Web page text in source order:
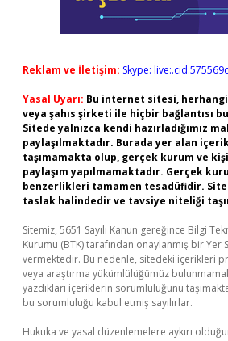
Reklam ve İletişim: Skype:
Yasal Uyarı: Bu internet sitesi,
veya şahıs şirketi ile hiçbir bağlantısı
Sitede yalnızca kendi hazırladığımız
paylaşılmaktadır. Burada yer alan
taşımamakta olup, gerçek kurum ve
paylaşım yapılmamaktadır. Gerçek
benzerlikleri tamamen tesadüfidir.
taslak halindedir ve tavsiye niteliği
Sitemiz, 5651 Sayılı Kanun gereğince Bilgi
Kurumu (BTK) tarafından onaylanmış bir Yer
vermektedir. Bu nedenle, sitedeki içerikleri
veya araştırma yükümlülüğümüz
yazdıkları içeriklerin sorumluluğunu
bu sorumluluğu kabul etmiş sayılırlar.
Hukuka ve yasal düzenlemelere aykırı